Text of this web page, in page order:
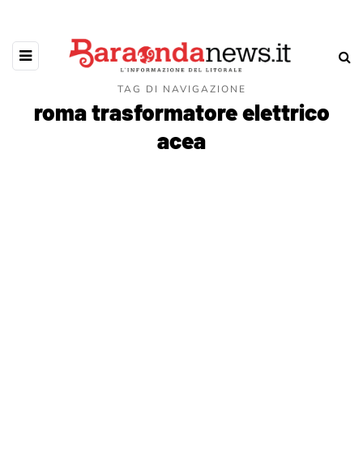
TAG DI NAVIGAZIONE
roma trasformatore elettrico
acea